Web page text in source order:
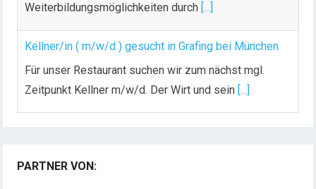
Weiterbildungsmöglichkeiten durch [...]
Kellner/in ( m/w/d ) gesucht in Grafing bei München
Für unser Restaurant suchen wir zum nächst mgl.
Zeitpunkt Kellner m/w/d. Der Wirt und sein [...]
Dein Arbeitsplatz mit Urlaubsfeeling Chef de Rang
PARTNER VON: